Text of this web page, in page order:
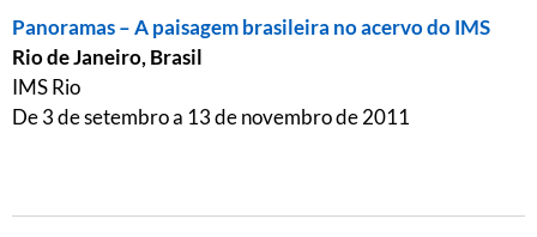
Panoramas – A paisagem brasileira no acervo do IMS
Rio de Janeiro, Brasil
IMS Rio
De 3 de setembro a 13 de novembro de 2011